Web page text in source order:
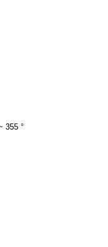
355 °